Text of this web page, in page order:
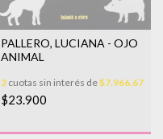
PALLERO, LUCIANA - OJO
ANIMAL
3 cuotas sin interés de$7.966,67
$23.900